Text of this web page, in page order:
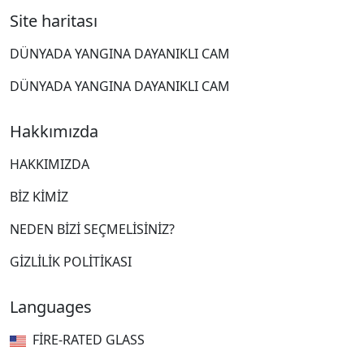
Site haritası
DÜNYADA YANGINA DAYANIKLI CAM
DÜNYADA YANGINA DAYANIKLI CAM
Hakkımızda
HAKKIMIZDA
BIZ KIMIZ
NEDEN BIZI SEÇMELISINIZ?
GIZLILIK POLITIKASI
Languages
FIRE-RATED GLASS